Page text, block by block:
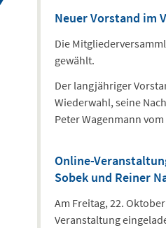
Neuer Vorstand im
Die
gewählt.
Der langjähriger
Wiederwahl, seine
Peter Wagenmann
Online-
Sobek und Reiner
Am Freitag, 22.
Veranstaltung